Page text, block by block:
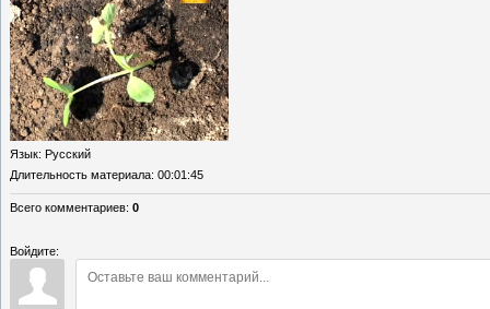
Язык: Русский
Длительность материала: 00:01:45
Всего комментариев: 0
Войдите: